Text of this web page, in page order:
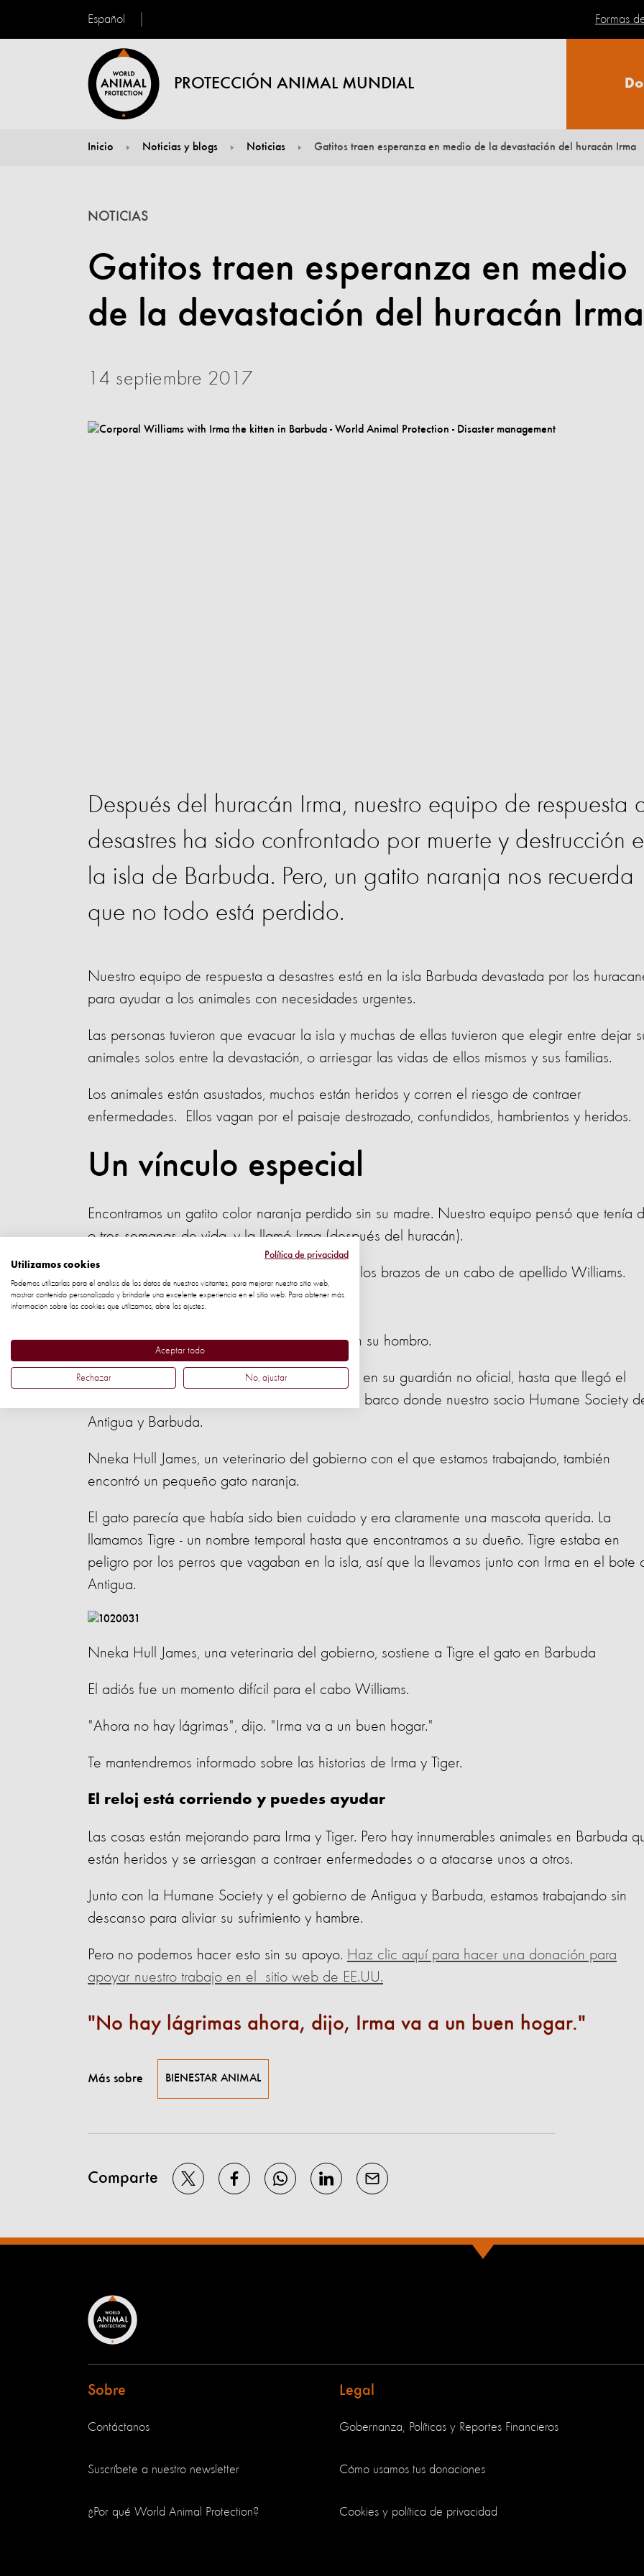
Español
PROTECCIÓN ANIMAL MUNDIAL
Formas
Inicio Noticias y blogs Noticias Gatitos traen esperanza en medio de la devastación del huracán Irma
Gatitos traen esperanza en medio
de la devastación del huracán Irma
NOTICIAS
14 septiembre 2017
Después del huracán Irma, nuestro equipo de respuesta
desastres ha sido confrontado por muerte y destrucción
la isla de Barbuda. Pero, un gatito naranja nos recuerda
que no todo está perdido.
Nuestro equipo de respuesta a desastres está en la isla Barbuda devastada por los
para ayudar a los animales con necesidades urgentes.
Las personas tuvieron que evacuar la isla y muchas de ellas tuvieron que elegir entre dejar
animales solos entre la devastación, o arriesgar las vidas de ellos mismos y sus familias.
Los animales están asustados, muchos están heridos y corren el riesgo de contraer
enfermedades. Ellos vagan por el paisaje destrozado, confundidos, hambrientos y heridos.
Un vínculo especial
Encontramos un gatito color naranja perdido sin su madre. Nuestro equipo pensó que tenía
o tres semanas de vida, y la llamó Irma (después del huracán).
Irma tuvo la suerte de encontrar consuelo en los brazos de un cabo de apellido Williams.
El cabo Williams e Irma la gatita que sube en su hombro.
El cabo Williams le gustó a Irma. Se convirtió en su guardián no oficial, hasta que llegó el
momento de que nuestro equipo la llevara en barco donde nuestro socio Humane Society
Antigua y Barbuda.
Nneka Hull James, un veterinario del gobierno con el que estamos trabajando, también
encontró un pequeño gato naranja.
El gato parecía que había sido bien cuidado y era claramente una mascota querida. La
llamamos Tigre - un nombre temporal hasta que encontramos a su dueño. Tigre estaba en
peligro por los perros que vagaban en la isla, así que la llevamos junto con Irma en el bote
Antigua.
Nneka Hull James, una veterinaria del gobierno, sostiene a Tigre el gato en Barbuda
El adiós fue un momento difícil para el cabo Williams.
"Ahora no hay lágrimas", dijo. "Irma va a un buen hogar."
Te mantendremos informado sobre las historias de Irma y Tiger.
El reloj está corriendo y puedes ayudar
Las cosas están mejorando para Irma y Tiger. Pero hay innumerables animales en Barbuda
están heridos y se arriesgan a contraer enfermedades o a atacarse unos a otros.
Junto con la Humane Society y el gobierno de Antigua y Barbuda, estamos trabajando sin
descanso para aliviar su sufrimiento y hambre.
Pero no podemos hacer esto sin su apoyo. Haz clic aquí para hacer una donación para
apoyar nuestro trabajo en el sitio web de EE.UU.
No hay lágrimas ahora, dijo, Irma va a un buen hogar.
Más sobre BIENESTAR ANIMAL
Comparte
Sobre
Contáctanos
Suscríbete a nuestro newsletter
¿Por qué World Animal Protection?
Legal
Gobernanza, Políticas y Reportes Financieros
Cómo usamos tus donaciones
Cookies y política de privacidad
Política de privacidad
Utilizamos cookies
Podemos utilizarlas para el análisis de los datos de nuestros visitantes, para mejorar nuestro sitio web,
mostrar contenido personalizado y brindarle una excelente experiencia en el sitio web. Para obtener más
información sobre las cookies que utilizamos, abre los ajustes.
Aceptar todo
Rechazar No, ajustar